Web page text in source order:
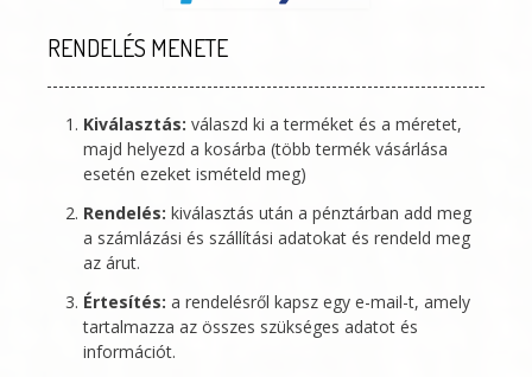
RENDELÉS MENETE
Kiválasztás: válaszd ki a terméket és a méretet,
majd helyezd a kosárba (több termék vásárlása
esetén ezeket ismételd meg)
Rendelés: kiválasztás után a pénztárban add meg
a számlázási és szállítási adatokat és rendeld meg
az árut.
Értesítés: a rendelésről kapsz egy e-mail-t, amely
tartalmazza az összes szükséges adatot és
információt.